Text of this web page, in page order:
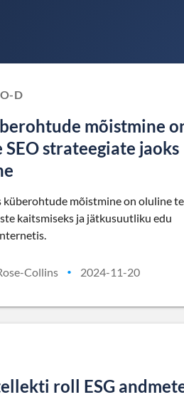
D
mõistmine
strateegiate jaoks
küberohtude mõistmine on oluline
kaitsmiseks ja jätkusuutliku edu
Collins • 2024-11-20
roll ESG